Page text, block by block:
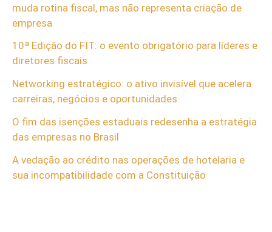
muda rotina fiscal, mas não representa criação de
empresa
10ª Edição do FIT: o evento obrigatório para líderes e
diretores fiscais
Networking estratégico: o ativo invisível que acelera
carreiras, negócios e oportunidades
O fim das isenções estaduais redesenha a estratégia
das empresas no Brasil
A vedação ao crédito nas operações de hotelaria e
sua incompatibilidade com a Constituição